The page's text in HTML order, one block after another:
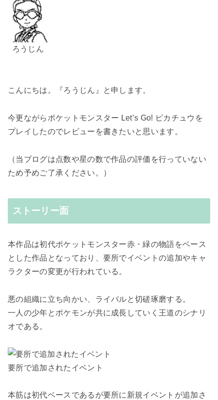
ろうじん
こんにちは。『ろうじん』と申します。
今更ながらポケットモンスター Let’s Go! ピカチュウを
プレイしたのでレビューを書きたいと思います。
（当ブログは点数や星の数で作品の評価を行っていない
ため予めご了承ください。）
ストーリー面
本作品は初代ポケットモンスター赤・緑の物語をベース
とした作品となっており、要所でイベントの追加やキャ
ラクターの変更が行われている。
悪の組織に立ち向かい、ライバルと切磋琢磨する。
一人の少年とポケモンが共に成長していく王道のシナリ
オである。
要所で追加されたイベント
本筋は初代ベースであるが要所に新規イベントが追加さ